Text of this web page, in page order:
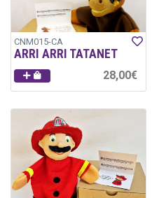
CNM015-CA
ARRI ARRI TATANET
28,00€